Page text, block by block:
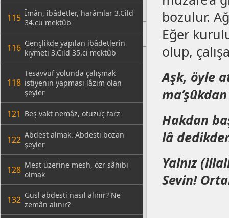
115 Îmân, ibâdetler, harâmlar 3.Cild
34.cü mektûb
116 Gençlikde yapılan ibâdetlerin
kıymeti 3.Cild 35.ci mektûb
118
Tesavvuf yolunda çalışmak
istiyenin yapması lâzım olan
şeyler
121 Beş vakt nemâz, otuzüç farz
122 Abdest almak. Abdesti bozan
şeyler
128 Mest üzerine mesh, özr sâhibi
olmak
132 Gusl abdesti nasıl alınır? Ne
zemân alınır?
bozulur.
Eğer
olup,
Aşk, öyle
Hakdan
lâ
Yalnız
Sevin!